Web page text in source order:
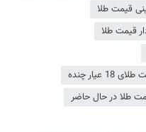
قیمت طلا
قیمت طلا
18 عیار چنده
طلا در حال حاضر